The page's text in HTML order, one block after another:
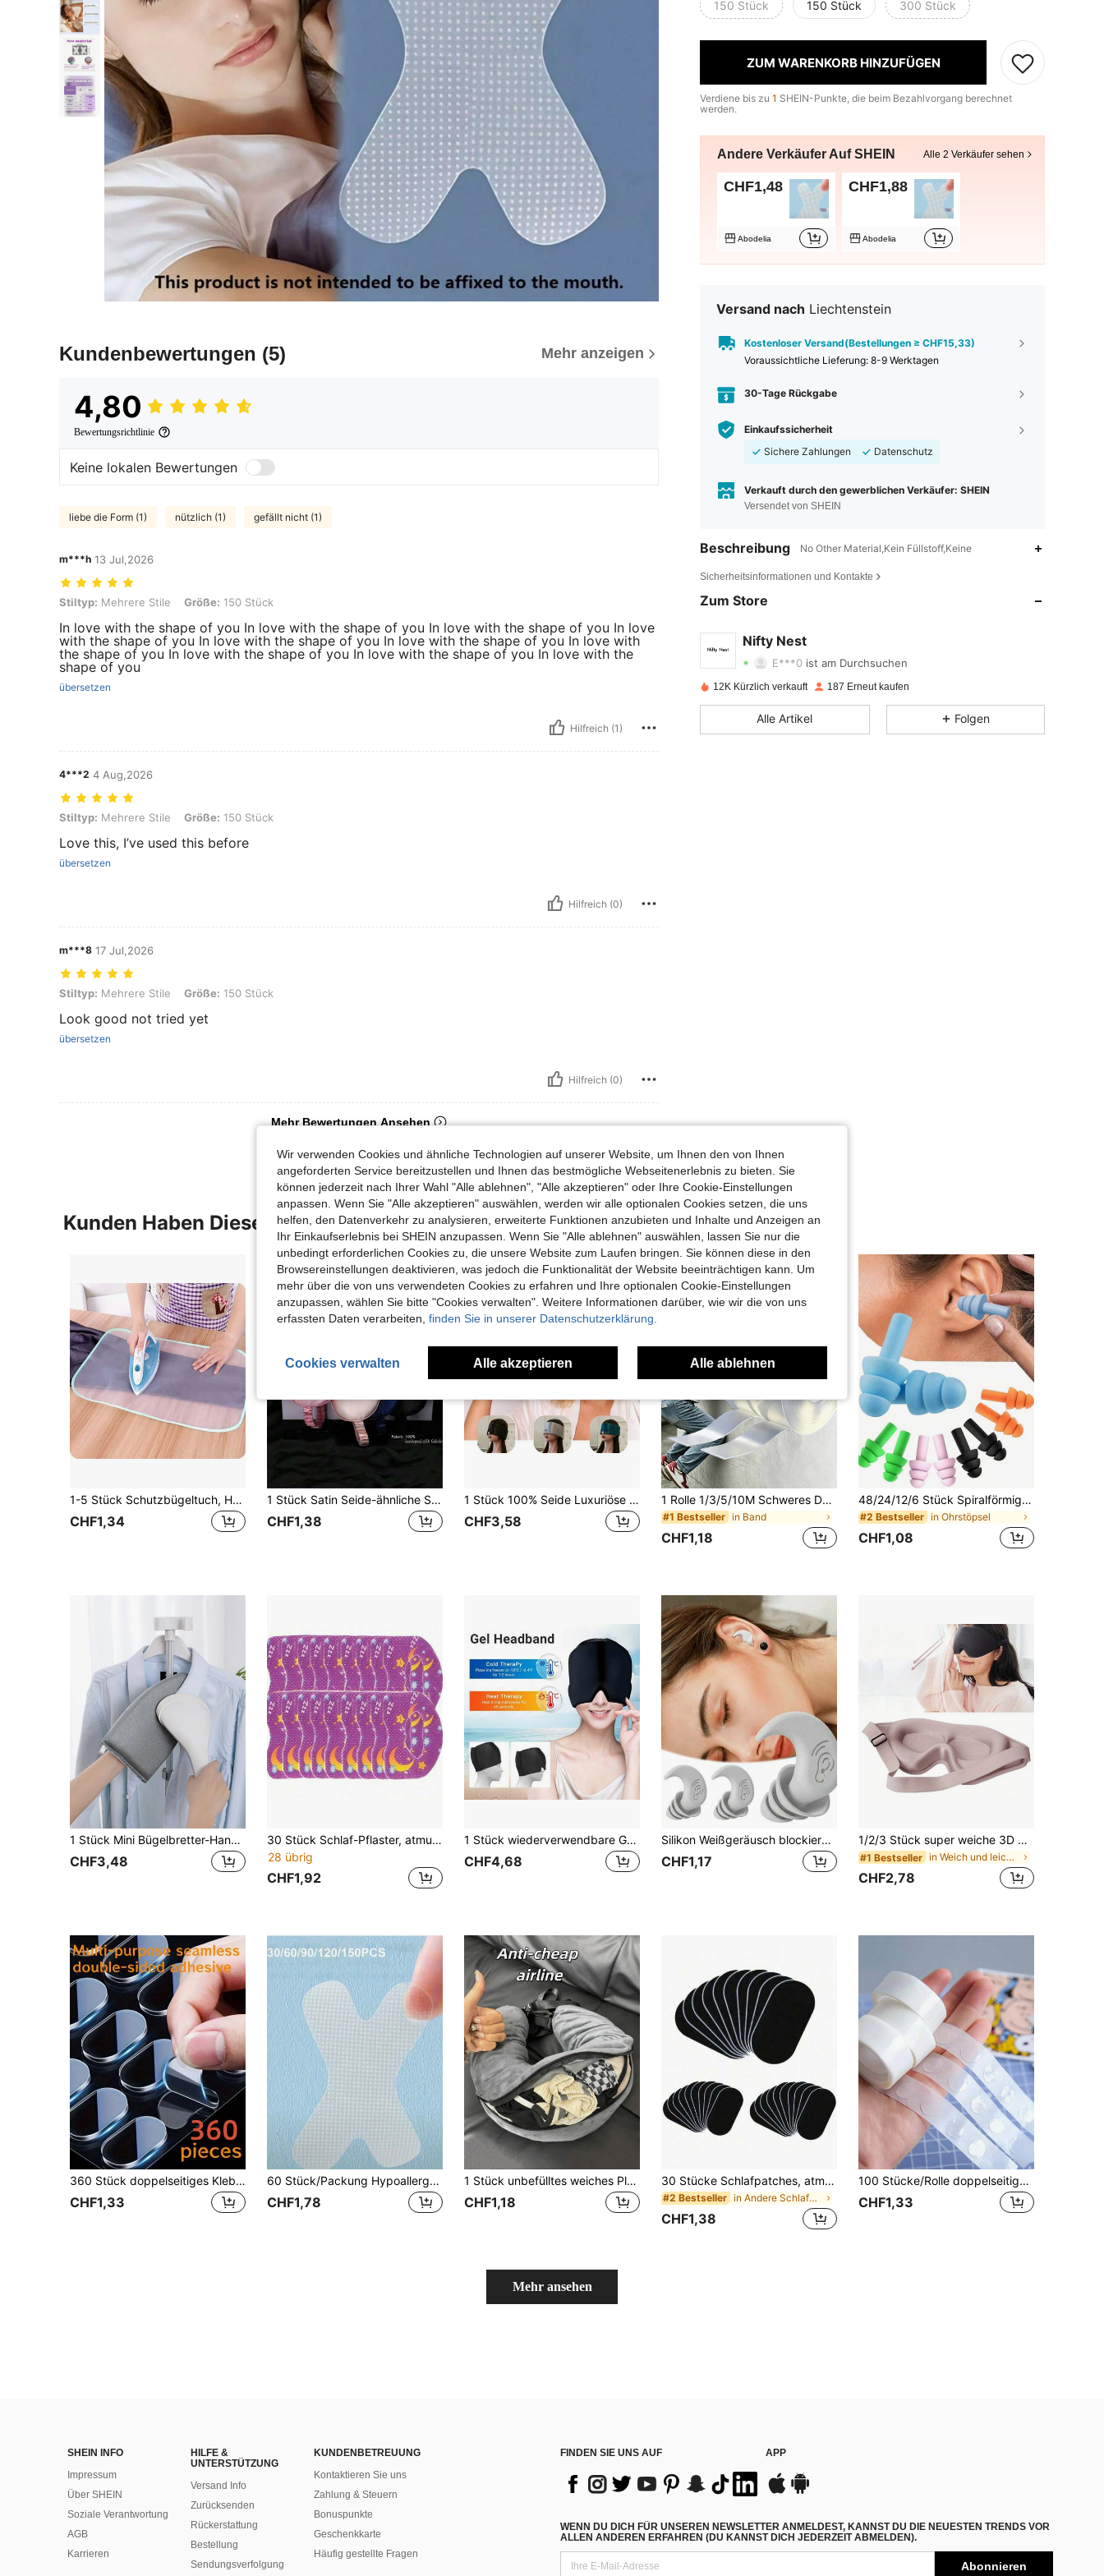
Kundenbewertungen (5) Mehr anzeigen
4,80
Bewertungsrichtlinie
Keine lokalen Bewertungen
liebe die Form (1) nützlich (1) gefällt nicht (1)
m***h 13 Jul,2026
Stiltyp: Mehrere Stile, Größe: 150 Stück
Stiltyp: Mehrere Stile Größe: 150 Stück
In love with the shape of you In love with the shape of you In love with the shape of you In love
with the shape of you In love with the shape of you In love with the shape of you In love with
the shape of you In love with the shape of you In love with the shape of you In love with the
shape of you
übersetzen
Hilfreich (1)
4***2 4 Aug,2026
Stiltyp: Mehrere Stile, Größe: 150 Stück
Stiltyp: Mehrere Stile Größe: 150 Stück
Love this, I’ve used this before
übersetzen
Hilfreich (0)
m***8 17 Jul,2026
Stiltyp: Mehrere Stile, Größe: 150 Stück
Stiltyp: Mehrere Stile Größe: 150 Stück
Look good not tried yet
übersetzen
Hilfreich (0)
Mehr Bewertungen Ansehen
150 Stück 150 Stück 300 Stück
ZUM WARENKORB HINZUFÜGEN
Verdiene bis zu 1 SHEIN-Punkte, die beim Bezahlvorgang berechnet
werden.
Andere Verkäufer Auf SHEIN Alle 2 Verkäufer sehen
CHF1,48
Abodelia
CHF1,88
Abodelia
Versand nach Liechtenstein
Kostenloser Versand(Bestellungen ≥ CHF15,33)
Voraussichtliche Lieferung: 8-9 Werktagen
30-Tage Rückgabe
Einkaufssicherheit
Sichere Zahlungen
Datenschutz
Verkauft durch den gewerblichen Verkäufer: SHEIN
Versendet von SHEIN
Beschreibung No Other Material,Kein Füllstoff,Keine
Sicherheitsinformationen und Kontakte
Zum Store
Nifty Nest
4,58
4,58
E***0 ist am Durchsuchen
4,58
12K Kürzlich verkauft 187 Erneut kaufen
Alle Artikel Folgen
Kunden Haben Diese Artikel Auch Angeschaut
1-5 Stück Schutzbügeltuch, Hochtemperatur-Bügeltuch-Mesh-Schutzkleidung, Heimzubehör (Zufallsfarbe)
CHF1,34
1 Stück Satin Seide-ähnliche Schlaf Augenmaske, verdunkelnd elastische Reise Nickerchen Augenmaske, einfarbige Schlaf Augenmaske für tägliche Augenpflege. Geeignet für Männer und Frauen, tolles Geschenk für Familie, Freunde und Partner. Ideal für Entspannung, Reisen, Schlaflosigkeit und Geschäftsreisen.
CHF1,38
1 Stück 100% Seide Luxuriöse Unisex Seide Schlafmaske: Komfortabel, atmungsaktiv & perfekt für Reisen - Einfarbig & verstellbar für ultimative Erholung
CHF3,58
1 Rolle 1/3/5/10M Schweres Doppelseitiges Klebeband, wiederverwendbares starkes Klebeband, Multifunktions entfernbares waschbares Nano-Klebeband, geeignet für Heim/Büro/Auto Befestigung, ideal für Heimdekoration Werkzeuge, Aufkleber ohne Beschädigung, Wandtattoos
#1 Bestseller in Band
CHF1,18
48/24/12/6 Stück Spiralförmige Ohrstöpsel, einfarbige geräuschdichte Ohrstöpsel, geeignet für Schlafzimmer, Reisen, Büro, Schule, Schwimmen und andere Anlässe, ideal für die Schulanfang
#2 Bestseller in Ohrstöpsel
CHF1,08
1 Stück Mini Bügelbretter-Handschuh Heimdekoration, Heimdekoration, für Küche, Schlafzimmer, Haushalt, Büro, Schule, Schulanfang Zubehör
CHF3,48
30 Stück Schlaf-Pflaster, atmungsaktiv und bequem, Unisex, hypoallergenes atmungsaktives Klebeband, leicht zu entfernen, weiches und hochwertiges Gewebe, latexfrei, geeignet für Reisen und Geschäftsreisen, in mehreren Farben erhältlich
28 übrig
CHF1,92
1 Stück wiederverwendbare Gesichtsmaske zur Linderung von Migräne, Kopfschmerzlinderungskappe, Kälte-Therapie Kopfschmerzlinderungskappe, Migräne lindernde Kühlmaske, Kopfschmerzlinderungskappe - Pink, Schwarz
CHF4,68
Silikon Weißgeräusch blockierende Ohrstöpsel, wasserdicht, geeignet für Schwimmen, Schlafen, Tauchen, Surfen, weich und bequem (zufälliger Stil)
CHF1,17
1/2/3 Stück super weiche 3D Augenmaske, 100% lichtundurchlässig, Schlafbrille, glatte Schlafaugenmaske, Schlafhilfe Augenmaske, Reise Schlafaugenmaske, Studenten Nickerchen Schlafaugenmaske, geeignet für alle Hauttypen - perfekt für Reisen & Nickerchen (inklusive Ohrstöpsel), ideales Geschenk zu Halloween, Weihnachten
#1 Bestseller in Weich und leicht Augenmaske
CHF2,78
360 Stück doppelseitiges Klebeband - Mehrzweck, nahtlos, wasserdicht, geeignet für Holz, Kunststoff, Glas, Metall - schadensfreie starke Klebepads, geeignet für Heimdekoration, Poster, Bilderrahmen und Büroartikel, 240/120/60 Stück
CHF1,33
60 Stück/Packung Hypoallergenes transparentes weißes Klebeband, geeignet für empfindliche Haut - sanftes Entfernen, atmungsaktiv und bequem, geeignet für Sport, schmerzfreies Entfernen, hautfreundliches PE-Material
CHF1,78
1 Stück unbefülltes weiches Plüsch-Reisekissen, kann als Aufbewahrungs-Reisekissen verwendet werden, geeignet für Reisen, Reiseessentials, Urlaubsaccessoire, tragbar, Reise-Schlafaccessoire, verstellbares U-förmiges Reise-Nackenkissen, mit breitem komfortablem Design, ausgestattet mit praktischem Reißverschluss, tragbar, geeignet für Auto, Zug, Büro und Flugzeug, ideal für Langstreckenflüge, Halloween, Halloween-Dekoration
CHF1,18
30 Stücke Schlafpatches, atmungsaktiv und bequem, Klebefilm, Unisex hypoallergene atmungsaktive Patches, leicht zu entfernen, weicher und hochwertiger Stoff, latexfrei, geeignet für Reisen und Geschäftsreisen, in mehreren Farben erhältlich
#2 Bestseller in Andere Schlafmittelprodukte
CHF1,38
100 Stücke/Rolle doppelseitige transparente Luftballon Klebepunkte für Hochzeit & Geburtstags Dekoration
CHF1,33
Mehr ansehen
SHEIN INFO
Impressum
Über SHEIN
Soziale Verantwortung
AGB
Karrieren
HILFE &
UNTERSTÜTZUNG
Versand Info
Zurücksenden
Rückerstattung
Bestellung
Sendungsverfolgung
KUNDENBETREUUNG
Kontaktieren Sie uns
Zahlung & Steuern
Bonuspunkte
Geschenkkarte
Häufig gestellte Fragen
FINDEN SIE UNS AUF APP
WENN DU DICH FÜR UNSEREN NEWSLETTER ANMELDEST, KANNST DU DIE NEUESTEN TRENDS VOR
ALLEN ANDEREN ERFAHREN (DU KANNST DICH JEDERZEIT ABMELDEN).
Abonnieren
Wir verwenden Cookies und ähnliche Technologien auf unserer Website, um Ihnen den von Ihnen
angeforderten Service bereitzustellen und Ihnen das bestmögliche Webseitenerlebnis zu bieten. Sie
können jederzeit nach Ihrer Wahl "Alle ablehnen", "Alle akzeptieren" oder Ihre Cookie-Einstellungen
anpassen. Wenn Sie "Alle akzeptieren" auswählen, werden wir alle optionalen Cookies setzen, die uns
helfen, den Datenverkehr zu analysieren, erweiterte Funktionen anzubieten und Inhalte und Anzeigen an
Ihr Einkaufserlebnis bei SHEIN anzupassen. Wenn Sie "Alle ablehnen" auswählen, lassen Sie nur die
unbedingt erforderlichen Cookies zu, die unsere Website zum Laufen bringen. Sie können diese in den
Browsereinstellungen deaktivieren, was jedoch die Funktionalität der Website beeinträchtigen kann. Um
mehr über die von uns verwendeten Cookies zu erfahren und Ihre optionalen Cookie-Einstellungen
anzupassen, wählen Sie bitte "Cookies verwalten". Weitere Informationen darüber, wie wir die von uns
erfassten Daten verarbeiten, finden Sie in unserer Datenschutzerklärung.
Cookies verwalten Alle akzeptieren Alle ablehnen